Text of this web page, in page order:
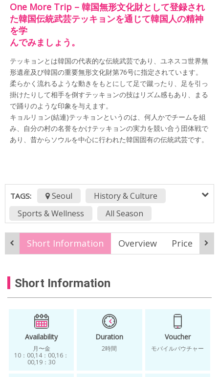
One More Trip – 韓国無形文化財として登録され
た韓国伝統武芸テッキョンを通じて韓国人の精神
を学
んでみましょう。
テッキョンとは韓国の代表的な伝統武芸であり、ユネスコ世界無
形遺産及び韓国の重要無形文化財第76号に指定されています。
柔らかく流れるような動きをもとにして足で蹴ったり、足を引っ
掛けたりして相手を倒すテッキョンの技はリズム感もあり、まる
で踊りのような印象を与えます。
キョルリョン(結連)テッキョンというのは、何人かでチームを組
み、自分の村の名誉をかけテッキョンの実力を競い合う団体戦で
あり、昔からソウルを中心に行われた韓国固有の伝統武芸です。
TAGS: Seoul
History & Culture
Sports & Wellness
All Season
beginner class JP
classes for foreigners in seoul JP
Insadong JP
lesson JP
martial arts studio JP
one more trip JP
physical education JP
Seoul JP
seoul tourism organization JP
sports JP
Taekkyeon JP
Short Information Overview Price
Short Information
Availability
月〜金
10：00,14：00,16：
00,19：30
Duration
2時間
Voucher
モバイルバウチャー